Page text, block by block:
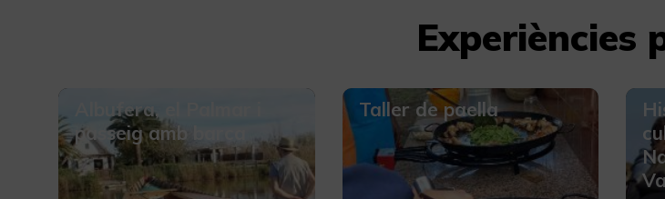
Experiències
Albufera, el Palmar i
passeig amb barca
Taller de paella